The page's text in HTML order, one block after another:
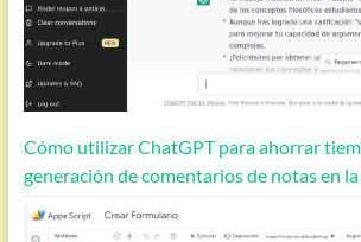
Cómo utilizar ChatGPT para ahorrar
generación de comentarios de notas en